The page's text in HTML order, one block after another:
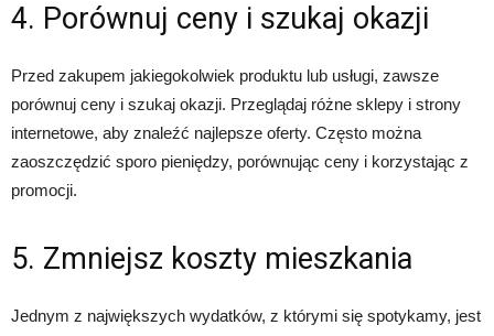
4. Porównuj ceny i szukaj okazji
Przed zakupem jakiegokolwiek produktu lub usługi, zawsze
porównuj ceny i szukaj okazji. Przeglądaj różne sklepy i strony
internetowe, aby znaleźć najlepsze oferty. Często można
zaoszczędzić sporo pieniędzy, porównując ceny i korzystając z
promocji.
5. Zmniejsz koszty mieszkania
Jednym z największych wydatków, z którymi się spotykamy, jest